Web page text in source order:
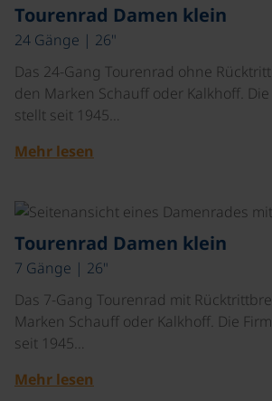
Tourenrad Damen klein
24 Gänge | 26"
Das 24-Gang Tourenrad ohne
den Marken Schauff oder Kalkhoff.
stellt seit 1945…
Mehr lesen
Tourenrad Damen klein
7 Gänge | 26"
Das 7-Gang Tourenrad mit
Marken Schauff oder Kalkhoff. Die
seit 1945…
Mehr lesen